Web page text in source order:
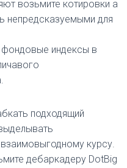
возьмите котировки а
непредсказуемыми для
фондовые индексы в
подходящий
курсу.
дебаркадеру DotBig